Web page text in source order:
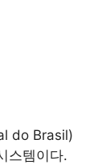
do Brasil)
스템이다.